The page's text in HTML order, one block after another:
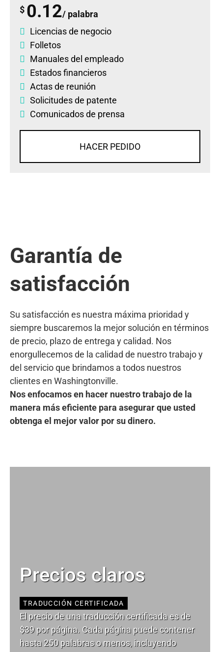
$ 0.12/ palabra
Licencias de negocio
Folletos
Manuales del empleado
Estados financieros
Actas de reunión
Solicitudes de patente
Comunicados de prensa
HACER PEDIDO
Garantía de
satisfacción
Su satisfacción es nuestra máxima prioridad y
siempre buscaremos la mejor solución en términos
de precio, plazo de entrega y calidad. Nos
enorgullecemos de la calidad de nuestro trabajo y
del servicio que brindamos a todos nuestros
clientes en Washingtonville.
Nos enfocamos en hacer nuestro trabajo de la
manera más eficiente para asegurar que usted
obtenga el mejor valor por su dinero.
Precios claros
TRADUCCIÓN CERTIFICADA
El precio de una traducción certificada es de
$39 por página. Cada página puede contener
hasta 250 palabras o menos, incluyendo